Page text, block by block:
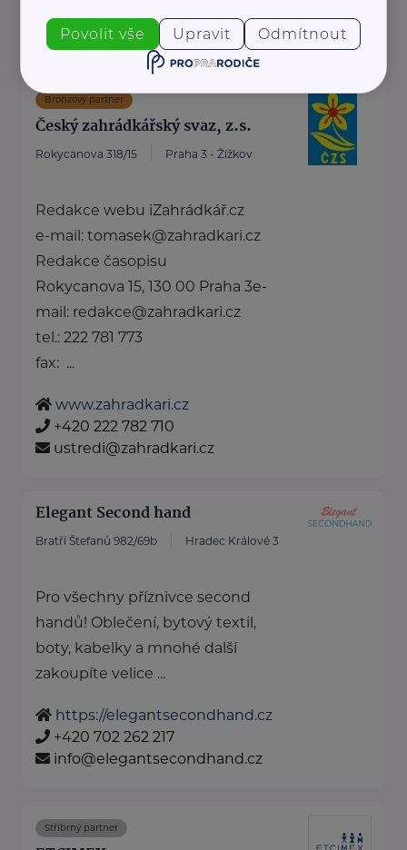
info@sallie.cz
Bronzový partner
Český zahrádkářský svaz, z.s.
Rokycanova 318/15 Praha 3 - Žižkov
Redakce webu iZahrádkář.cz
e-mail: tomasek@zahradkari.cz
Redakce časopisu
Rokycanova 15, 130 00 Praha 3e-
mail: redakce@zahradkari.cz
tel.: 222 781 773
fax: ...
www.zahradkari.cz
+420 222 782 710
ustredi@zahradkari.cz
Elegant Second hand
Bratří Štefanů 982/69b Hradec Králové 3
Pro všechny příznivce second
handů! Oblečení, bytový textil,
boty, kabelky a mnohé další
zakoupíte velice ...
https://elegantsecondhand.cz
+420 702 262 217
info@elegantsecondhand.cz
Stříbrný partner
Povolit vše Upravit Odmítnout